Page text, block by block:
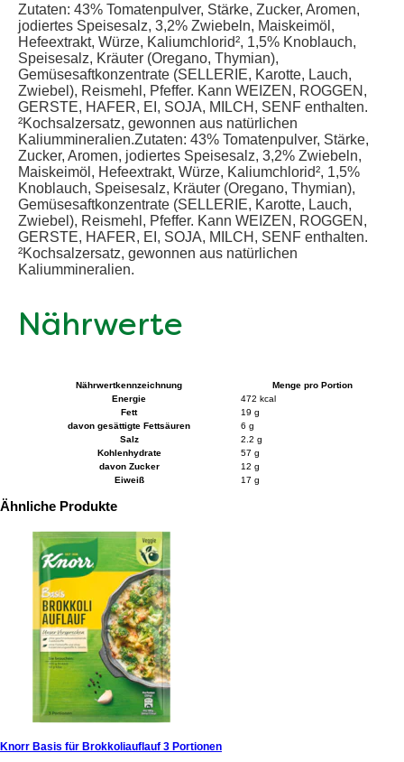
Zutaten: 43% Tomatenpulver, Stärke, Zucker, Aromen,
jodiertes Speisesalz, 3,2% Zwiebeln, Maiskeimöl,
Hefeextrakt, Würze, Kaliumchlorid², 1,5% Knoblauch,
Speisesalz, Kräuter (Oregano, Thymian),
Gemüsesaftkonzentrate (SELLERIE, Karotte, Lauch,
Zwiebel), Reismehl, Pfeffer. Kann WEIZEN, ROGGEN,
GERSTE, HAFER, EI, SOJA, MILCH, SENF enthalten.
²Kochsalzersatz, gewonnen aus natürlichen
Kaliummineralien.Zutaten: 43% Tomatenpulver, Stärke,
Zucker, Aromen, jodiertes Speisesalz, 3,2% Zwiebeln,
Maiskeimöl, Hefeextrakt, Würze, Kaliumchlorid², 1,5%
Knoblauch, Speisesalz, Kräuter (Oregano, Thymian),
Gemüsesaftkonzentrate (SELLERIE, Karotte, Lauch,
Zwiebel), Reismehl, Pfeffer. Kann WEIZEN, ROGGEN,
GERSTE, HAFER, EI, SOJA, MILCH, SENF enthalten.
²Kochsalzersatz, gewonnen aus natürlichen
Kaliummineralien.
Nährwerte
Nährwertkennzeichnung
Menge pro Portion
Energie
472 kcal
Fett
19 g
davon gesättigte Fettsäuren
6 g
Salz
2.2 g
Kohlenhydrate
57 g
davon Zucker
12 g
Eiweiß
17 g
Ähnliche Produkte
Knorr Basis für Brokkoliauflauf 3 Portionen